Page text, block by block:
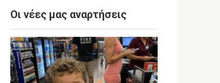
Οι νέες μας αναρτήσεις